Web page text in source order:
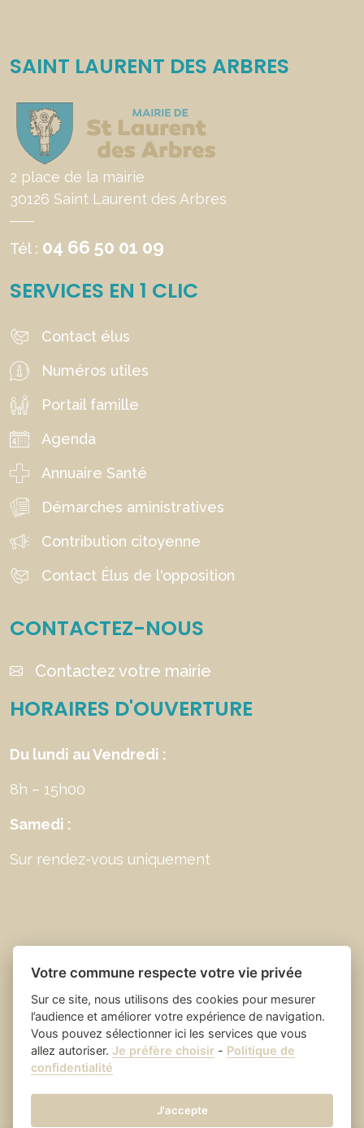
SAINT LAURENT DES ARBRES
2 place de la mairie
30126 Saint Laurent des Arbres
Tél : 04 66 50 01 09
SERVICES EN 1 CLIC
Contact élus
Numéros utiles
Portail famille
Agenda
Annuaire Santé
Démarches aministratives
Contribution citoyenne
Contact Élus de l'opposition
CONTACTEZ-NOUS
Contactez votre mairie
HORAIRES D'OUVERTURE
Du lundi au Vendredi :
8h – 15h00
Samedi :
Sur rendez-vous uniquement
Place du village la solution web
et appli des collectivités
- Saint Laurent
Mentions légales-- Gestion des cookies
Votre commune respecte votre vie privée
Sur ce site, nous utilisons des cookies pour mesurer
l’audience et améliorer votre expérience de navigation.
Vous pouvez sélectionner ici les services que vous
allez autoriser.Je préfère choisir - Politique de
confidentialité
J'accepte